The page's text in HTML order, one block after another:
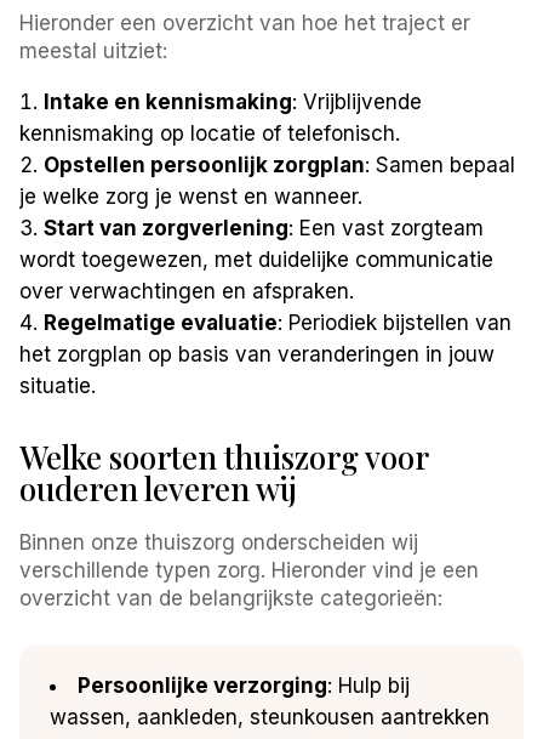
Hieronder een overzicht van hoe het traject er
meestal uitziet:
Intake en kennismaking: Vrijblijvende
kennismaking op locatie of telefonisch.
Opstellen persoonlijk zorgplan: Samen bepaal
je welke zorg je wenst en wanneer.
Start van zorgverlening: Een vast zorgteam
wordt toegewezen, met duidelijke communicatie
over verwachtingen en afspraken.
Regelmatige evaluatie: Periodiek bijstellen van
het zorgplan op basis van veranderingen in jouw
situatie.
Welke soorten thuiszorg voor
ouderen leveren wij
Binnen onze thuiszorg onderscheiden wij
verschillende typen zorg. Hieronder vind je een
overzicht van de belangrijkste categorieën:
Persoonlijke verzorging: Hulp bij
wassen, aankleden, steunkousen aantrekken